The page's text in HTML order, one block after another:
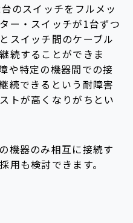
のスイッチをフルメッ
ー・スイッチが1台ずつ
スイッチ間のケーブル
続することができま
や特定の機器間での接
続できるという耐障害
トが高くなりがちとい
機器のみ相互に接続す
用も検討できます。